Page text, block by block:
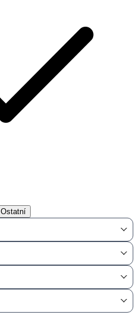
Ostatní